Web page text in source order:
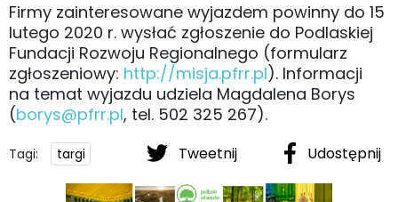
Firmy zainteresowane wyjazdem powinny do 15
lutego 2020 r. wysłać zgłoszenie do Podlaskiej
Fundacji Rozwoju Regionalnego (formularz
zgłoszeniowy: http://misja.pfrr.pl). Informacji
na temat wyjazdu udziela Magdalena Borys
(borys@pfrr.pl, tel. 502 325 267).
Tweetnij Udostępnij
Tagi: targi